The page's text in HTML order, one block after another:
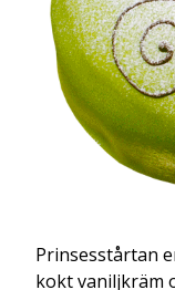
Prinsesstårtan
kokt vaniljkräm